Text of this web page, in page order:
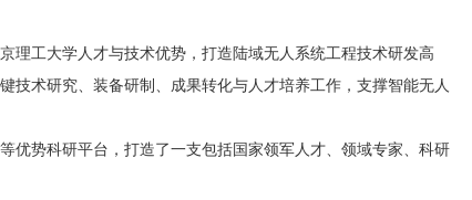
理工大学人才与技术优势，打造陆域无人系统工程技术研发高
技术研究、装备研制、成果转化与人才培养工作，支撑智能无人
优势科研平台，打造了一支包括国家领军人才、领域专家、科研